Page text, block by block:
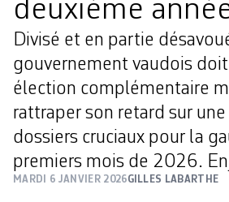
deuxième
Divisé et en partie
gouvernement vaudois
élection complémentaire
rattraper son retard sur
dossiers cruciaux pour la
premiers mois de 2026.
MARDI 6 JANVIER 2026GILLES LABARTHE